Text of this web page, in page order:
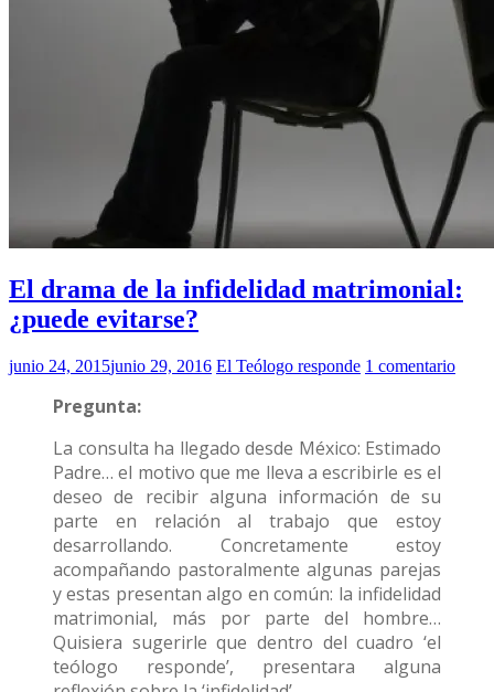
El drama de la infidelidad matrimonial:
¿puede evitarse?
junio 24, 2015junio 29, 2016 El Teólogo responde 1 comentario
Pregunta:
La consulta ha llegado desde México: Estimado
Padre… el motivo que me lleva a escribirle es el
deseo de recibir alguna información de su
parte en relación al trabajo que estoy
desarrollando. Concretamente estoy
acompañando pastoralmente algunas parejas
y estas presentan algo en común: la infidelidad
matrimonial, más por parte del hombre…
Quisiera sugerirle que dentro del cuadro ‘el
teólogo responde’, presentara alguna